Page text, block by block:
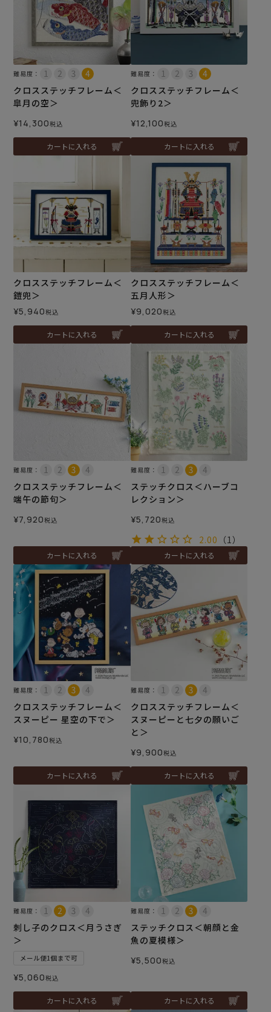
難易度：
クロスステッチフレーム＜
皐月の空＞
¥14,300税込
カートに入れる
難易度：
クロスステッチフレーム＜
兜飾り2＞
¥12,100税込
カートに入れる
クロスステッチフレーム＜
鎧兜＞
¥5,940税込
カートに入れる
クロスステッチフレーム＜
五月人形＞
¥9,020税込
カートに入れる
難易度：
クロスステッチフレーム＜
端午の節句＞
¥7,920税込
カートに入れる
難易度：
ステッチクロス＜ハーブコ
レクション＞
¥5,720税込
2.00 （1）
カートに入れる
難易度：
クロスステッチフレーム＜
スヌーピー 星空の下で＞
¥10,780税込
カートに入れる
難易度：
クロスステッチフレーム＜
スヌーピーと七夕の願いご
と＞
¥9,900税込
カートに入れる
難易度：
刺し子のクロス＜月うさぎ
＞
メール便1個まで可
¥5,060税込
カートに入れる
難易度：
ステッチクロス＜朝顔と金
魚の夏模様＞
¥5,500税込
カートに入れる